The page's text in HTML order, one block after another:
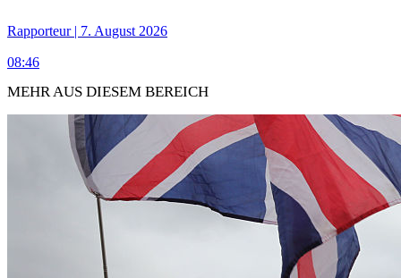
Rapporteur | 7. August 2026
08:46
MEHR AUS DIESEM BEREICH